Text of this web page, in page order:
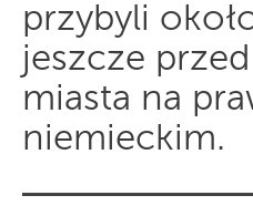
przybyli
jeszcze
miasta na
niemieckim.